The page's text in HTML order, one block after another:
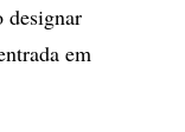
designar
em